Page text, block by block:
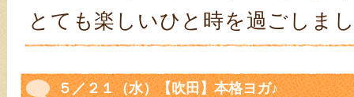
とても楽しいひと時を過ごしま
５／２１（水）【吹田】本格ヨガ♪